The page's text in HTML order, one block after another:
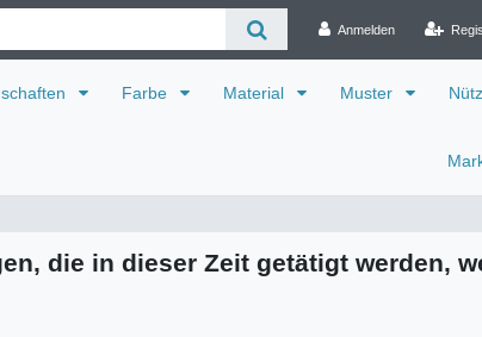
Anmelden
Farbe Material Muster
die in dieser Zeit getätigt werden,